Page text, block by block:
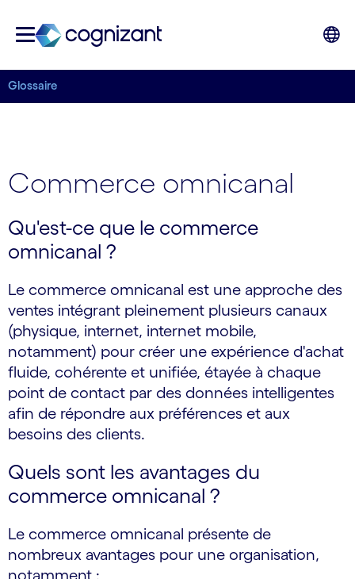
Glossaire
Commerce omnicanal
Qu'est-ce que le commerce
omnicanal ?
Le commerce omnicanal est une approche des
ventes intégrant pleinement plusieurs canaux
(physique, internet, internet mobile,
notamment) pour créer une expérience d'achat
fluide, cohérente et unifiée, étayée à chaque
point de contact par des données intelligentes
afin de répondre aux préférences et aux
besoins des clients.
Quels sont les avantages du
commerce omnicanal ?
Le commerce omnicanal présente de
nombreux avantages pour une organisation,
notamment :